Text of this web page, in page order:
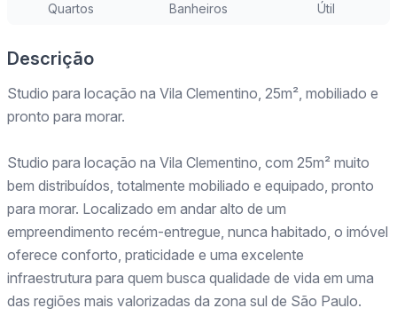
Quartos Banheiros Útil
Descrição
Studio para locação na Vila Clementino, 25m², mobiliado e
pronto para morar.
Studio para locação na Vila Clementino, com 25m² muito
bem distribuídos, totalmente mobiliado e equipado, pronto
para morar. Localizado em andar alto de um
empreendimento recém-entregue, nunca habitado, o imóvel
oferece conforto, praticidade e uma excelente
infraestrutura para quem busca qualidade de vida em uma
das regiões mais valorizadas da zona sul de São Paulo.